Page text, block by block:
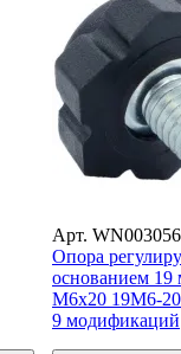
Арт.
Опора
основанием 19
М6х20 19М6-
9 модификаций